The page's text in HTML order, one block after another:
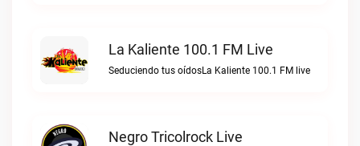
La Kaliente 100.1 FM Live
Seduciendo tus oídosLa Kaliente 100.1 FM live
Negro Tricolrock Live